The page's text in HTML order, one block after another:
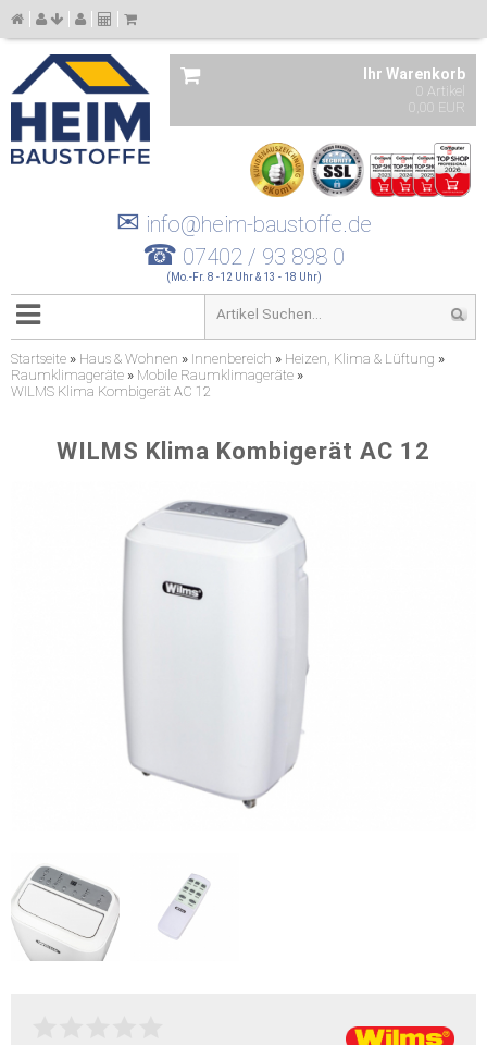
Ihr Warenkorb
0 Artikel
0,00 EUR
✉ info@heim-baustoffe.de
☎ 07402 / 93 898 0
(Mo.-Fr. 8 -12 Uhr & 13 - 18 Uhr)
Startseite » Haus & Wohnen » Innenbereich » Heizen, Klima & Lüftung »
Raumklimageräte » Mobile Raumklimageräte »
WILMS Klima Kombigerät AC 12
WILMS Klima Kombigerät AC 12